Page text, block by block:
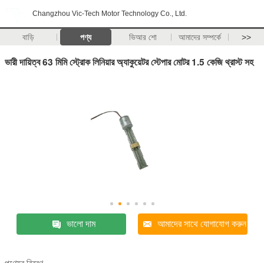
Changzhou Vic-Tech Motor Technology Co., Ltd.
বাড়ি পণ্য ভিআর শো আমাদের সম্পর্কে >>
ভারী দায়িত্ব 63 মিমি স্ট্রোক লিনিয়ার অ্যাকুয়েটর স্টেপার মোটর 1.5 কেজি থ্রাস্ট সহ
ভালো দাম আমাদের সাথে যোগাযোগ করুন